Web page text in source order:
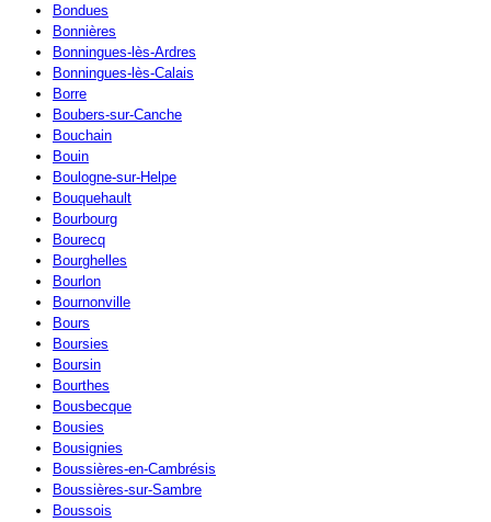
Bondues
Bonnières
Bonningues-lès-Ardres
Bonningues-lès-Calais
Borre
Boubers-sur-Canche
Bouchain
Bouin
Boulogne-sur-Helpe
Bouquehault
Bourbourg
Bourecq
Bourghelles
Bourlon
Bournonville
Bours
Boursies
Boursin
Bourthes
Bousbecque
Bousies
Bousignies
Boussières-en-Cambrésis
Boussières-sur-Sambre
Boussois